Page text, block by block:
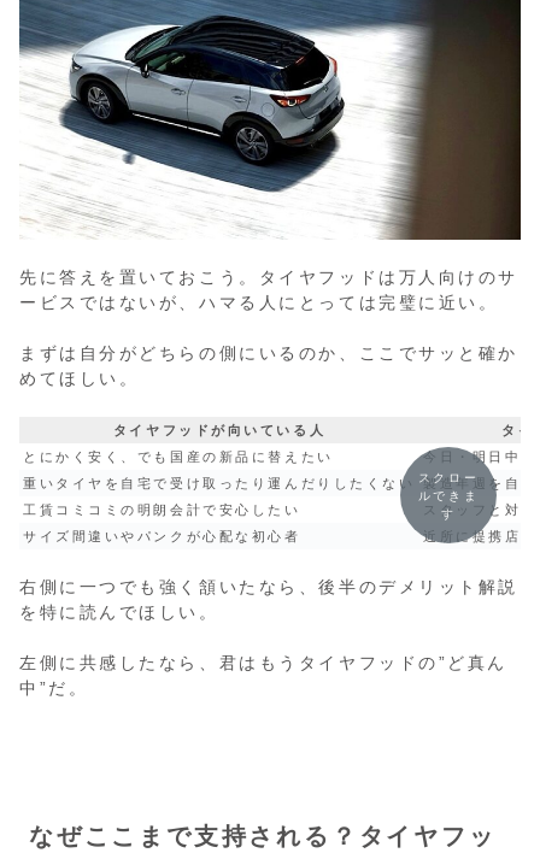
先に答えを置いておこう。タイヤフッドは万人向けのサ
ービスではないが、ハマる人にとっては完璧に近い。
まずは自分がどちらの側にいるのか、ここでサッと確か
めてほしい。
タイヤフッドが向いている人
タイ
とにかく安く、でも国産の新品に替えたい
今日・明日中
重いタイヤを自宅で受け取ったり運んだりしたくない
製造年週を自
工賃コミコミの明朗会計で安心したい
スタッフと対
サイズ間違いやパンクが心配な初心者
近所に提携店
スクロー
ルできま
す
右側に一つでも強く頷いたなら、後半のデメリット解説
を特に読んでほしい。
左側に共感したなら、君はもうタイヤフッドの”ど真ん
中”だ。
なぜここまで支持される？タイヤフッ